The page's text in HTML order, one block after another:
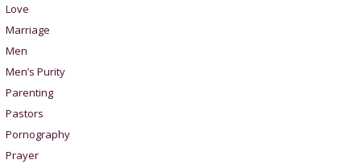
Love
Marriage
Men
Men’s Purity
Parenting
Pastors
Pornography
Prayer